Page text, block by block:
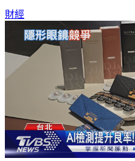
財經